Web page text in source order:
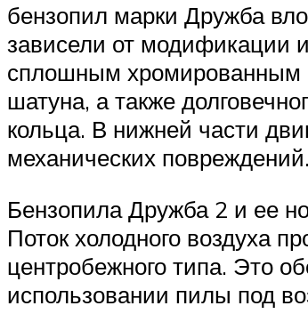
бензопил марки Дружба
зависели от модификации
сплошным хромированным
шатуна, а также
кольца. В нижней части
механических повреждений.
Бензопила Дружба 2 и ее
Поток холодного воздуха
центробежного типа. Это
использовании пилы под